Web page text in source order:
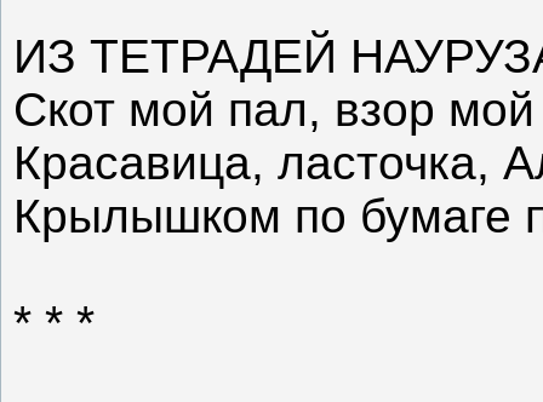
ИЗ ТЕТРАДЕЙ
Скот мой пал, взор
Красавица, ласточка,
Крылышком по бумаге
* * *